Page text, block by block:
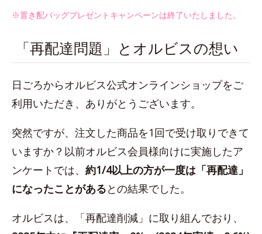
※置き配バッグプレゼントキャンペーンは終了いたしました。
「再配達問題」とオルビスの想い
日ごろからオルビス公式オンラインショップをご
利用いただき、ありがとうございます。
突然ですが、注文した商品を1回で受け取りできて
いますか？以前オルビス会員様向けに実施したア
ンケートでは、 約1/4以上の方が一度は「再配達」
になったことがあるとの結果でした。
オルビスは、「再配達削減」に取り組んでおり、